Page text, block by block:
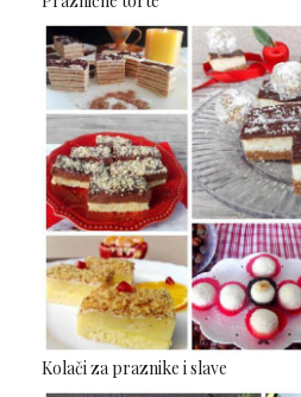
Kolači za praznike i slave